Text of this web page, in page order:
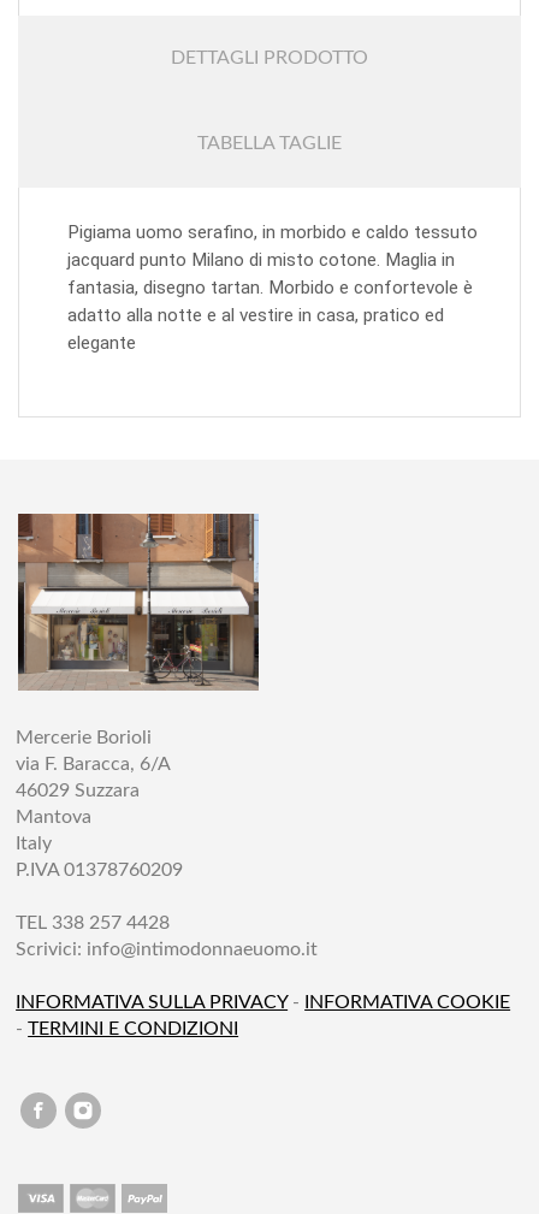
DETTAGLI PRODOTTO
TABELLA TAGLIE
Pigiama uomo serafino, in morbido e caldo tessuto
jacquard punto Milano di misto cotone. Maglia in
fantasia, disegno tartan. Morbido e confortevole è
adatto alla notte e al vestire in casa, pratico ed
elegante
Mercerie Borioli
via F. Baracca, 6/A
46029 Suzzara
Mantova
Italy
P.IVA 01378760209
TEL 338 257 4428
Scrivici: info@intimodonnaeuomo.it
INFORMATIVA SULLA PRIVACY-
INFORMATIVA COOKIE
-TERMINI E CONDIZIONI